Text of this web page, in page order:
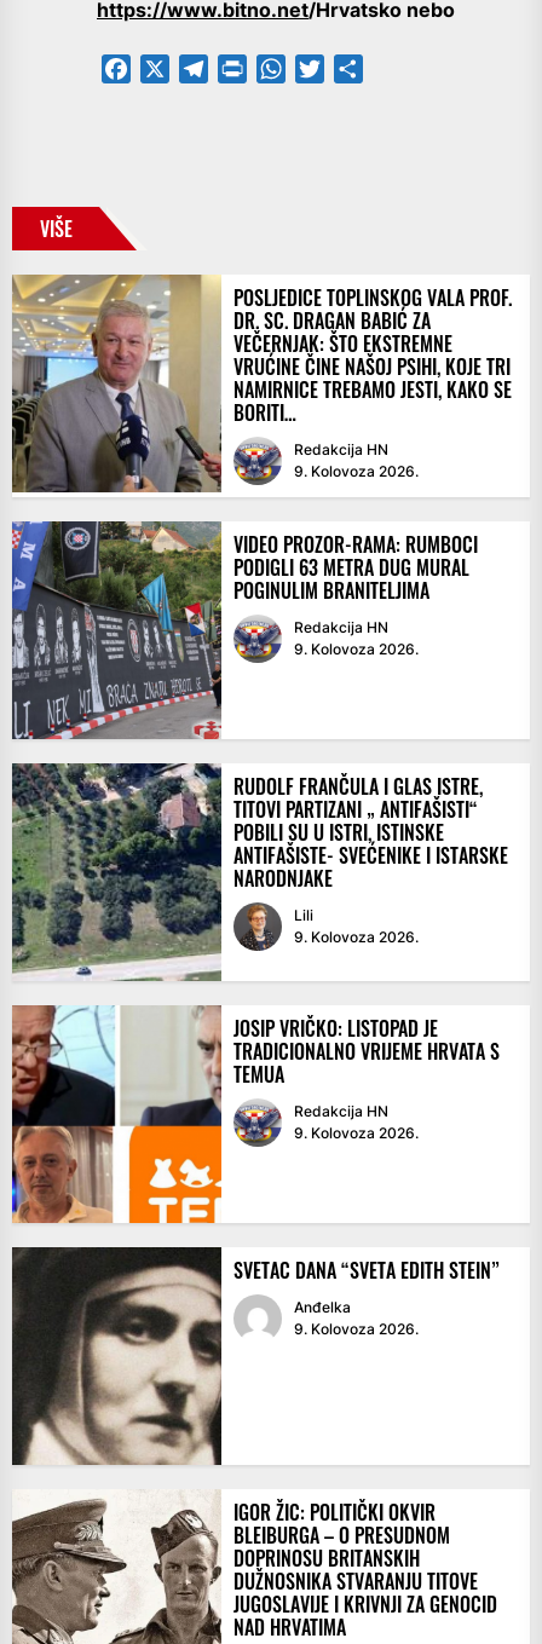
https://www.bitno.net/Hrvatsko nebo
Facebook TelegramPrintFriendly
WhatsApp
Twitter
VIŠE
POSLJEDICE TOPLINSKOG VALA PROF.
DR. SC. DRAGAN BABIĆ ZA
VEČERNJAK: ŠTO EKSTREMNE
VRUĆINE ČINE NAŠOJ PSIHI, KOJE TRI
NAMIRNICE TREBAMO JESTI, KAKO SE
BORITI…
Redakcija HN
9. Kolovoza 2026.
VIDEO PROZOR-RAMA: RUMBOCI
PODIGLI 63 METRA DUG MURAL
POGINULIM BRANITELJIMA
Redakcija HN
9. Kolovoza 2026.
RUDOLF FRANČULA I GLAS ISTRE,
TITOVI PARTIZANI „ ANTIFAŠISTI“
POBILI SU U ISTRI, ISTINSKE
ANTIFAŠISTE- SVEĆENIKE I ISTARSKE
NARODNJAKE
Lili
9. Kolovoza 2026.
JOSIP VRIČKO: LISTOPAD JE
TRADICIONALNO VRIJEME HRVATA S
TEMUA
Redakcija HN
9. Kolovoza 2026.
SVETAC DANA “SVETA EDITH STEIN”
Anđelka
9. Kolovoza 2026.
IGOR ŽIC: POLITIČKI OKVIR
BLEIBURGA – O PRESUDNOM
DOPRINOSU BRITANSKIH
DUŽNOSNIKA STVARANJU TITOVE
JUGOSLAVIJE I KRIVNJI ZA GENOCID
NAD HRVATIMA